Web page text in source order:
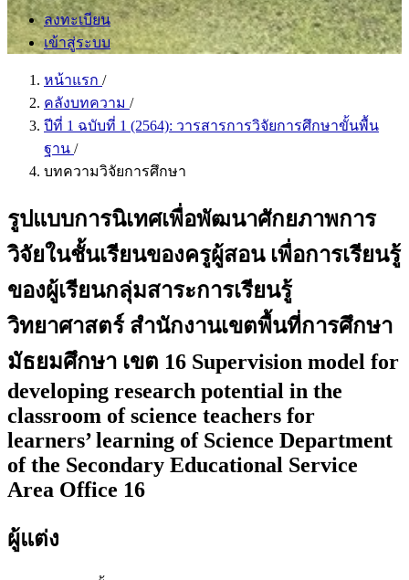
ลงทะเบียน
เข้าสู่ระบบ
หน้าแรก /
คลังบทความ /
ปีที่ 1 ฉบับที่ 1 (2564): วารสารการวิจัยการศึกษาขั้นพื้น
ฐาน /
บทความวิจัยการศึกษา
รูปแบบการนิเทศเพื่อพัฒนาศักยภาพการ
วิจัยในชั้นเรียนของครูผู้สอน เพื่อการเรียนรู้
ของผู้เรียนกลุ่มสาระการเรียนรู้
วิทยาศาสตร์ สำนักงานเขตพื้นที่การศึกษา
มัธยมศึกษา เขต 16 Supervision model for
developing research potential in the
classroom of science teachers for
learners’ learning of Science Department
of the Secondary Educational Service
Area Office 16
ผู้แต่ง